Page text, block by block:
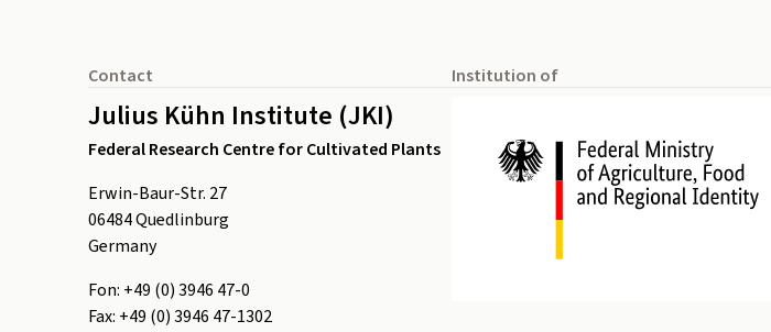
Contact
Julius Kühn Institute (JKI)
Federal Research Centre for Cultivated Plants
Erwin-Baur-Str. 27
06484Quedlinburg
Germany
Fon: +49 (0) 3946 47-0
Fax: +49 (0) 3946 47-1302
Institution of